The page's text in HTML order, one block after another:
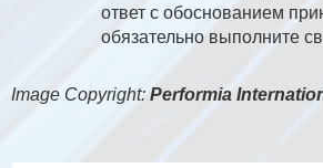
ответ с обоснованием
обязательно выполните
Image Copyright: Performia